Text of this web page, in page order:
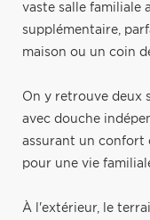
vaste salle familiale
supplémentaire,
maison ou un coin
On y retrouve deux
avec douche
assurant un confort
pour une vie
À l'extérieur, le